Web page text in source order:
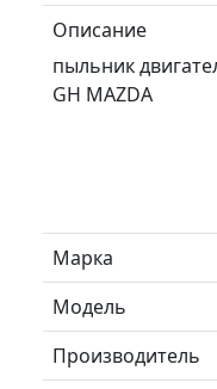
Описание
пыльник
GH MAZDA
Марка
Модель
Производитель